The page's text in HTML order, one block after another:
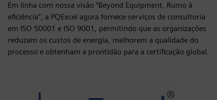
Em linha com nossa visão “Beyond Equipment. Rumo à
eficiência”, a PQExcel agora fornece serviços de consultoria
em ISO 50001 e ISO 9001, permitindo que as organizações
reduzam os custos de energia, melhorem a qualidade do
processo e obtenham a prontidão para a certificação global.